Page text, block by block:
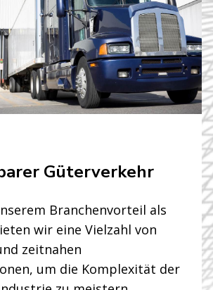
Güterverkehr
Branchenvorteil als
wir eine Vielzahl von
zeitnahen
um die Komplexität der